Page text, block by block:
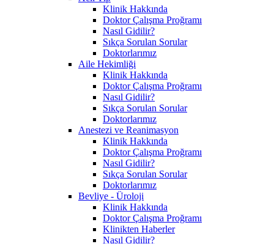
Klinik Hakkında
Doktor Çalışma Proğramı
Nasıl Gidilir?
Sıkça Sorulan Sorular
Doktorlarımız
Aile Hekimliği
Klinik Hakkında
Doktor Çalışma Proğramı
Nasıl Gidilir?
Sıkça Sorulan Sorular
Doktorlarımız
Anestezi ve Reanimasyon
Klinik Hakkında
Doktor Çalışma Proğramı
Nasıl Gidilir?
Sıkça Sorulan Sorular
Doktorlarımız
Bevliye - Üroloji
Klinik Hakkında
Doktor Çalışma Proğramı
Klinikten Haberler
Nasıl Gidilir?